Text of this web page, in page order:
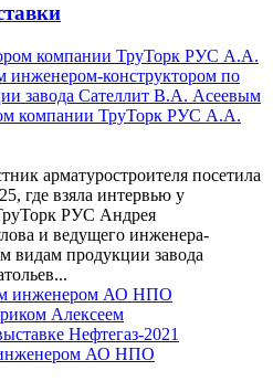
компании ТруТорк РУС А.А.
арматуростроителя посетила
где взяла интервью у
РУС Андрея
и ведущего инженера-
видам продукции завода
АО НПО